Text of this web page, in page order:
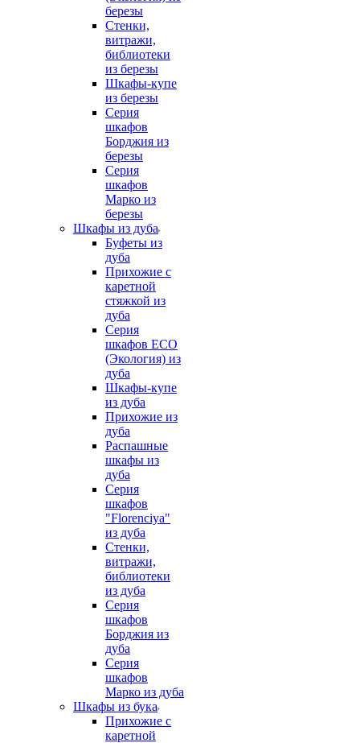
березы
Стенки,
витражи,
библиотеки
из березы
Шкафы-купе
из березы
Серия
шкафов
Борджия из
березы
Серия
шкафов
Марко из
березы
Шкафы из дуба
Буфеты из
дуба
Прихожие с
каретной
стяжкой из
дуба
Серия
шкафов ECO
(Экология) из
дуба
Шкафы-купе
из дуба
Прихожие из
дуба
Распашные
шкафы из
дуба
Серия
шкафов
"Florenciya"
из дуба
Стенки,
витражи,
библиотеки
из дуба
Серия
шкафов
Борджия из
дуба
Серия
шкафов
Марко из дуба
Шкафы из бука
Прихожие с
каретной